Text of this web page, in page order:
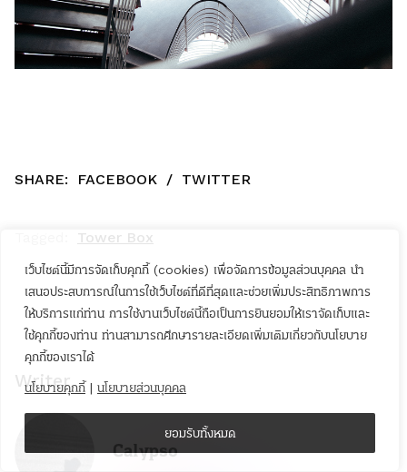
เว็บไซต์นี้มีการจัดเก็บคุกกี้ (cookies) เพื่อจัดการข้อมูลส่วนบุคคล นำ
เสนอประสบการณ์ในการใช้เว็บไซต์ที่ดีที่สุดและช่วยเพิ่มประสิทธิภาพการ
ให้บริการแก่ท่าน การใช้งานเว็บไซต์นี้ถือเป็นการยินยอมให้เราจัดเก็บและ
ใช้คุกกี้ของท่าน ท่านสามารถศึกษารายละเอียดเพิ่มเติมเกี่ยวกับนโยบาย
คุกกี้ของเราได้
นโยบายคุกกี้ | นโยบายส่วนบุคคล
ยอมรับทั้งหมด
SHARE: FACEBOOK / TWITTER
Tower Box
Writer
Calypso